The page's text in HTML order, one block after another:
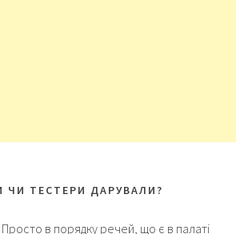
ЧИ ТЕСТЕРИ ДАРУВАЛИ?
Просто в порядку речей, що є в палаті